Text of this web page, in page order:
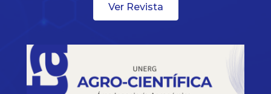
Ver Revista